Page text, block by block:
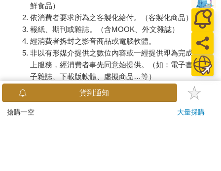
鮮食品）
依消費者要求所為之客製化給付。（客製化商品）
報紙、期刊或雜誌。（含MOOK、外文雜誌）
經消費者拆封之影音商品或電腦軟體。
非以有形媒介提供之數位內容或一經提供即為完成之線
上服務，經消費者事先同意始提供。（如：電子書、電
子雜誌、下載版軟體、虛擬商品…等）
已拆封之個人衛生用品。（如：內衣褲、刮鬍刀、除毛
若非上列種類商品，均享有到貨7天的猶豫期（含例假
貨到通知
搶購一空 大量採購